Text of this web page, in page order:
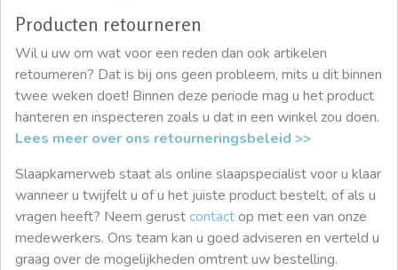
Producten retourneren
Wil u uw om wat voor een reden dan ook artikelen
retourneren? Dat is bij ons geen probleem, mits u dit binnen
twee weken doet! Binnen deze periode mag u het product
hanteren en inspecteren zoals u dat in een winkel zou doen.
Lees meer over ons retourneringsbeleid >>
Slaapkamerweb staat als online slaapspecialist voor u klaar
wanneer u twijfelt u of u het juiste product bestelt, of als u
vragen heeft? Neem gerustcontactop met een van onze
medewerkers. Ons team kan u goed adviseren en verteld u
graag over de mogelijkheden omtrent uw bestelling.